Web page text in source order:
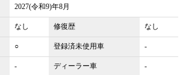
2027(令和9)年8月
なし 修復歴 なし
○ 登録済未使用車 -
- ディーラー車 -